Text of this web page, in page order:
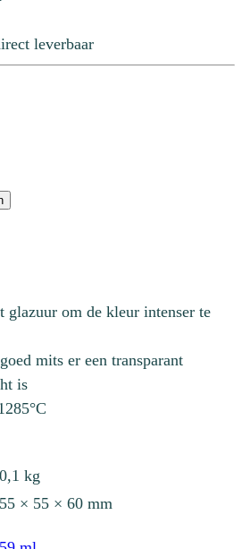
leverbaar
glazuur om de kleur intenser te
mits er een transparant
is
0,1 kg
55 × 55 × 60 mm